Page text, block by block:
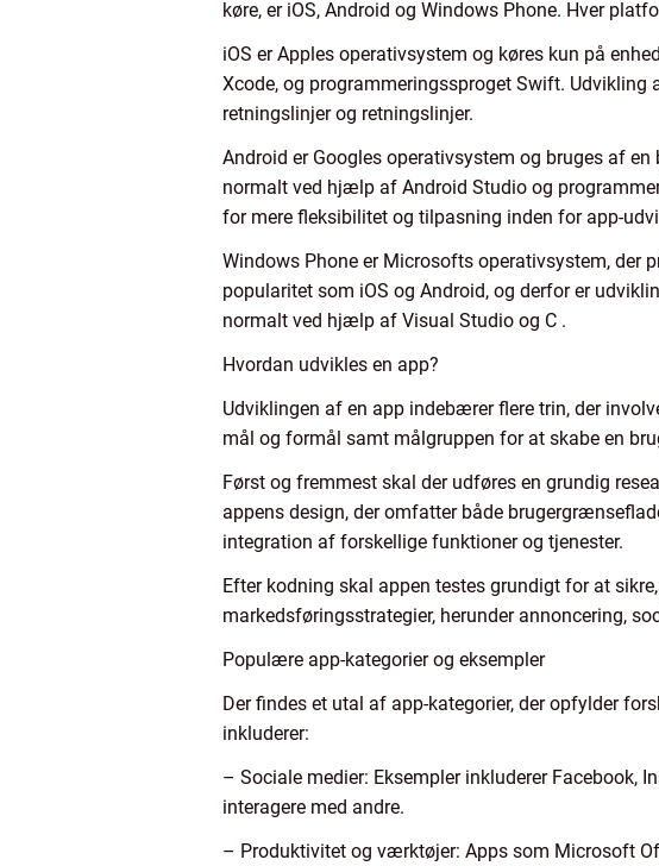
køre, er iOS, Android og Windows Phone. Hver
iOS er Apples operativsystem og køres kun på
Xcode, og programmeringssproget Swift. Udvikling
retningslinjer og retningslinjer.
Android er Googles operativsystem og bruges af
normalt ved hjælp af Android Studio og
for mere fleksibilitet og tilpasning inden for app-
Windows Phone er Microsofts operativsystem,
popularitet som iOS og Android, og derfor er
normalt ved hjælp af Visual Studio og C .
Hvordan udvikles en app?
Udviklingen af en app indebærer flere trin, der
mål og formål samt målgruppen for at skabe en
Først og fremmest skal der udføres en grundig
appens design, der omfatter både
integration af forskellige funktioner og tjenester.
Efter kodning skal appen testes grundigt for at
markedsføringsstrategier, herunder annoncering,
Populære app-kategorier og eksempler
Der findes et utal af app-kategorier, der opfylder
inkluderer:
– Sociale medier: Eksempler inkluderer Facebook,
interagere med andre.
– Produktivitet og værktøjer: Apps som Microsoft